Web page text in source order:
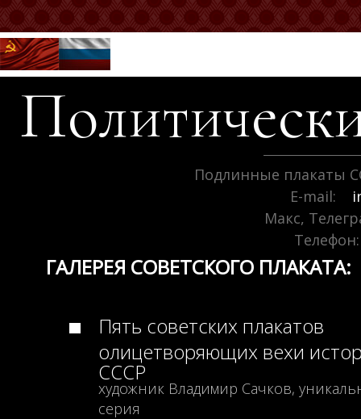
Подлинные плакаты
E-mail:
Макс,
Телефон:
ГАЛЕРЕЯ СОВЕТСКОГО ПЛАКАТА:
Пять советских плакатов
олицетворяющих вехи
СССР
художник Владимир Сачков,
серия